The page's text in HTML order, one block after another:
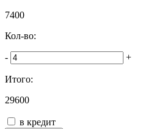
7400
Кол-во:
- +
Итого:
29600
в кредит